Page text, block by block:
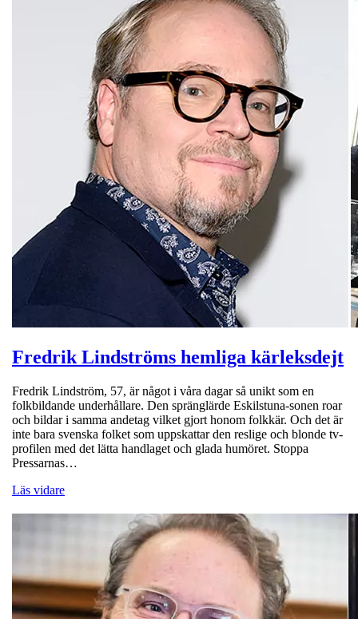
Fredrik Lindströms hemliga kärleksdejt
Fredrik Lindström, 57, är något i våra dagar så unikt som en
folkbildande underhållare. Den spränglärde Eskilstuna-sonen roar
och bildar i samma andetag vilket gjort honom folkkär. Och det är
inte bara svenska folket som uppskattar den reslige och blonde tv-
profilen med det lätta handlaget och glada humöret. Stoppa
Pressarnas…
Läs vidare